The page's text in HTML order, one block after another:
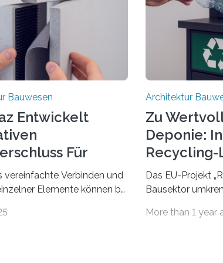
Bauwesen
Entwickelt
Für
vereinfachte Verbinden und
Elemente können bei
Zeit, Material
Architektur
Zu
Deponie:
Recycling-
Das EU-Projekt
Bausektor
einer
More than 1 year